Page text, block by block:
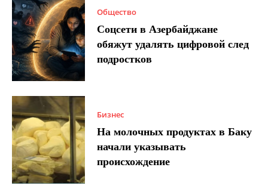
Общество
Соцсети в Азербайджане
обяжут удалять цифровой след
подростков
Бизнес
На молочных продуктах в Баку
начали указывать
происхождение